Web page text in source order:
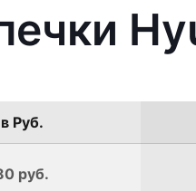
Руб.
руб.